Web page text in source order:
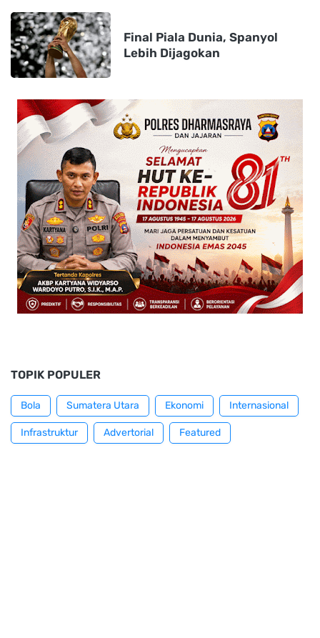
Final Piala Dunia, Spanyol
Lebih Dijagokan
TOPIK POPULER
Bola Sumatera Utara Ekonomi Internasional
Infrastruktur Advertorial Featured